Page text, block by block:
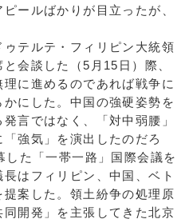
ールばかりが目立ったが、
テルテ・フィリピン大統領
会談した（5月15日）際、
に進めるのであれば戦争に
にした。中国の強硬姿勢を
言ではなく、「対中弱腰」
強気」を演出したのだろ
した「一帯一路」国際会議を
はフィリピン、中国、ベト
案した。領土紛争の処理原
開発」を主張してきた北京